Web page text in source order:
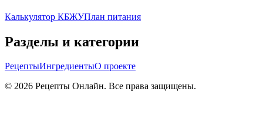
Калькулятор КБЖУПлан питания
Разделы и категории
РецептыИнгредиентыО проекте
© 2026 Рецепты Онлайн. Все права защищены.